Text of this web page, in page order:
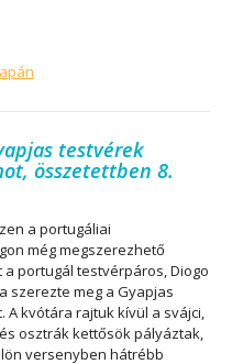
testvérek
összetettben 8.
a portugáliai
még megszerezhető
a portugál testvérpáros, Diogo
szerezte meg a Gyapjas
A kvótára rajtuk kívül a svájci,
osztrák kettősök pályáztak,
versenyben hátrébb